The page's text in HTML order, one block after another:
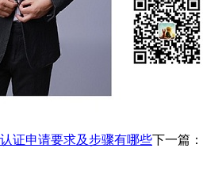
证申请要求及步骤有哪些下一篇：